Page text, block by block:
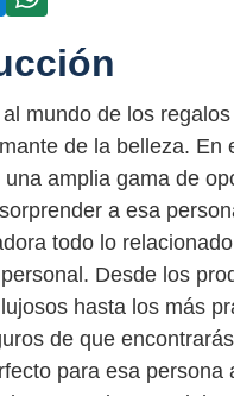
mundo de los
de la belleza. En
amplia gama de
a esa
todo lo
Desde los
hasta los más
de que
para esa persona